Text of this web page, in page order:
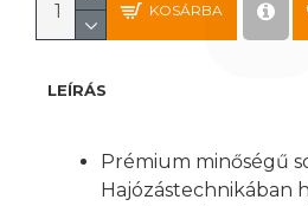
KOSÁRBA
LEÍRÁS
Prémium minőségű
Hajózástechnikában